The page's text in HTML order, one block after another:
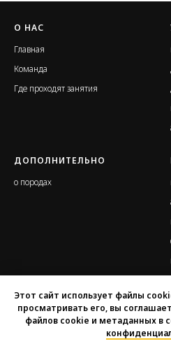
Этот сайт использует файлы
просматривать его, вы
файлов cookie и метаданных в
О НАС
Главная
Команда
Где проходят занятия
ДОПОЛНИТЕЛЬНО
о породах